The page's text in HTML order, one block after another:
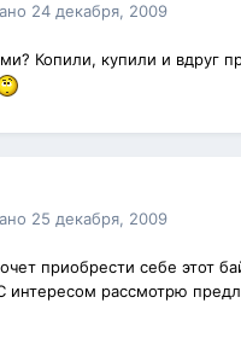
24 декабря, 2009
Копили, купили и вдруг
25 декабря, 2009
приобрести себе этот
интересом рассмотрю